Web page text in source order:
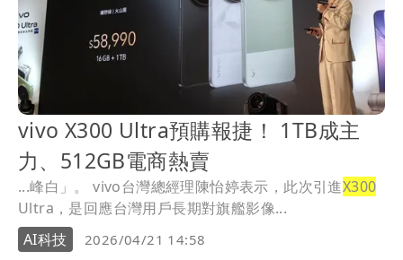
vivo X300 Ultra預購報捷！ 1TB成主
力、512GB電商熱賣
...峰白」。 vivo台灣總經理陳怡婷表示，此次引進X300
Ultra，是回應台灣用戶長期對旗艦影像...
AI科技
2026/04/21 14:58